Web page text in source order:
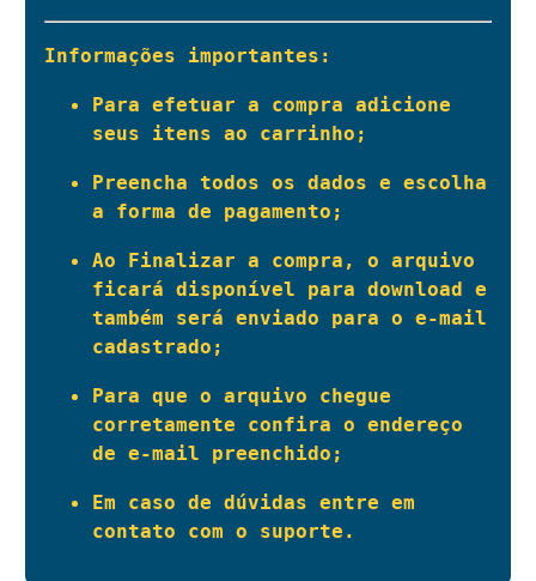
Informações importantes:
Para efetuar a compra adicione
seus itens ao carrinho;
Preencha todos os dados e escolha
a forma de pagamento;
Ao Finalizar a compra, o arquivo
ficará disponível para download e
também será enviado para o e-mail
cadastrado;
Para que o arquivo chegue
corretamente confira o endereço
de e-mail preenchido;
Em caso de dúvidas entre em
contato com o suporte.